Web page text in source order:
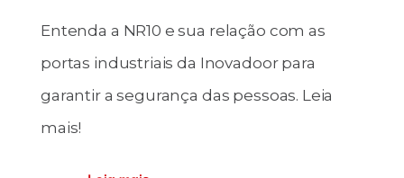
Entenda a NR10 e sua relação com as
portas industriais da Inovadoor para
garantir a segurança das pessoas. Leia
mais!